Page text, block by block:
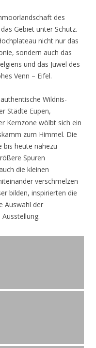
des
Gebiet unter Schutz.
nicht nur das
sondern auch das
und das Juwel des
Venn – Eifel.
Wildnis-
Städte Eupen,
Kernzone wölbt sich ein
zum Himmel. Die
bis heute nahezu
Spuren
die kleinen
verschmelzen
bilden, inspirierten die
Auswahl der